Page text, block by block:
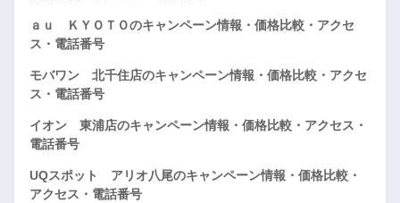
ａｕ ＫＹＯＴＯのキャンペーン情報・価格比較・アクセ
ス・電話番号
モバワン 北千住店のキャンペーン情報・価格比較・アクセ
ス・電話番号
イオン 東浦店のキャンペーン情報・価格比較・アクセス・
電話番号
UQスポット アリオ八尾のキャンペーン情報・価格比較・
アクセス・電話番号